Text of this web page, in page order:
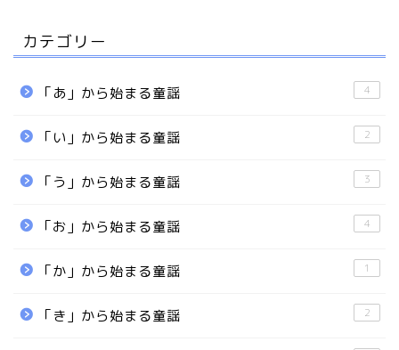
カテゴリー
「あ」から始まる童謡 4
「い」から始まる童謡 2
「う」から始まる童謡 3
「お」から始まる童謡 4
「か」から始まる童謡 1
「き」から始まる童謡 2